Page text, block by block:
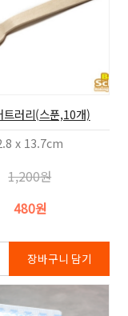
트러리(스푼,10개)
x 13.7cm
1,200원
480원